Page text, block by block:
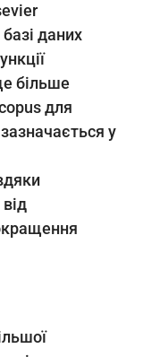
даних
більше
для
у